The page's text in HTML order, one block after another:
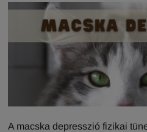
A macska depresszió fizikai